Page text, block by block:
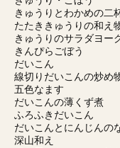
きゅうりとわかめの二
たたききゅうりの和え
きゅうりのサラダヨー
きんぴらごぼう
だいこん
線切りだいこんの炒め
五色なます
だいこんの薄くず煮
ふろふきだいこん
だいこんとにんじんの
深山和え